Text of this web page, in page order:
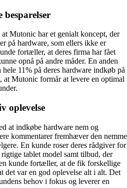
besparelser
Mutonic har et genialt koncept, der
på hardware, som ellers ikke er
fortæller, at deres firma har fået
opnå på andre måder. En anden
11% på deres hardware indkøb på
at Mutonic formår at levere en optimal
oplevelse
at indkøbe hardware nem og
kommentarer fremhæver den nemme
En kunde roser deres rådgiver for
tablet model samt tilbud, der
kunde fortæller, at de fik forskellige
det var en god oplevelse alt i alt. Det
behov i fokus og leverer en